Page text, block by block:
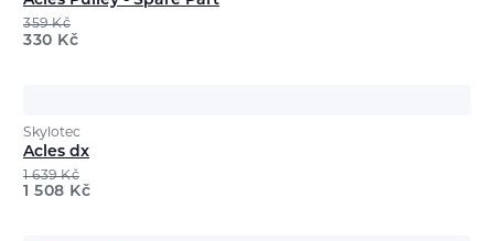
359Kč
330 Kč
Skylotec
Acles dx
1 639Kč
1 508 Kč